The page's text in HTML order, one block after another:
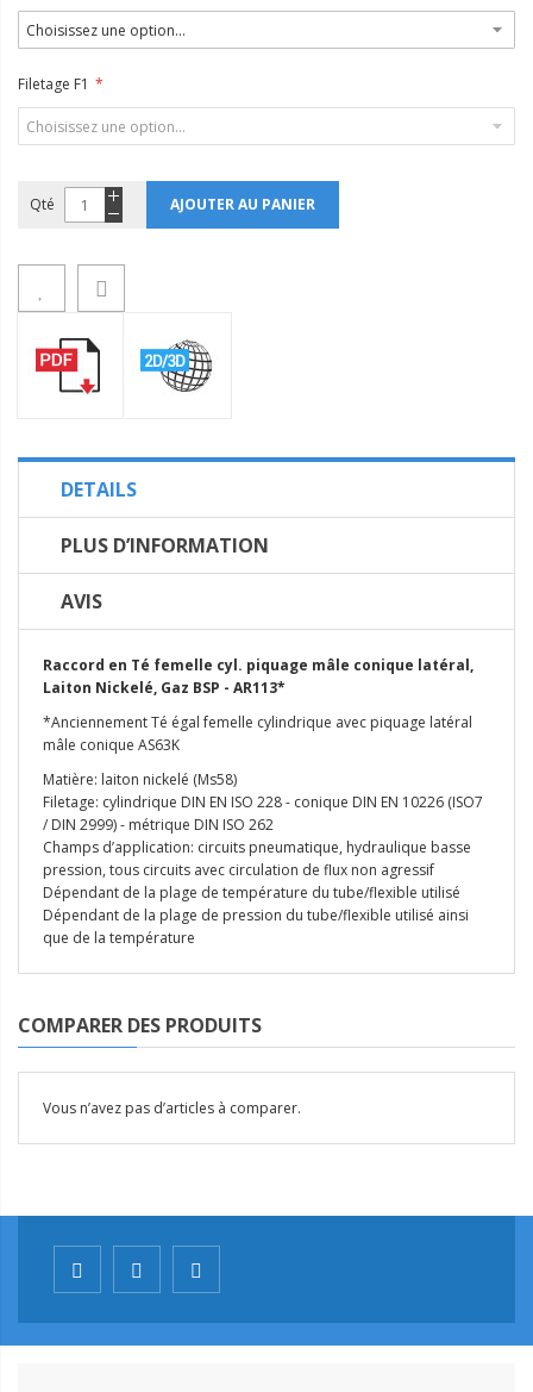
Filetage F1
Qté AJOUTER AU PANIER
DETAILS
PLUS D’INFORMATION
AVIS
Raccord en Té femelle cyl. piquage mâle conique latéral,
Laiton Nickelé, Gaz BSP - AR113*
*Anciennement Té égal femelle cylindrique avec piquage latéral
mâle conique AS63K
Matière: laiton nickelé (Ms58)
Filetage: cylindrique DIN EN ISO 228 - conique DIN EN 10226 (ISO7
/ DIN 2999) - métrique DIN ISO 262
Champs d’application: circuits pneumatique, hydraulique basse
pression, tous circuits avec circulation de flux non agressif
Dépendant de la plage de température du tube/flexible utilisé
Dépendant de la plage de pression du tube/flexible utilisé ainsi
que de la température
COMPARER DES PRODUITS
Vous n’avez pas d’articles à comparer.